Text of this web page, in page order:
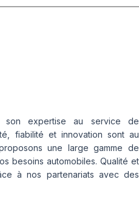
son expertise au service de
fiabilité et innovation sont au
une large gamme de
besoins automobiles. Qualité et
à nos partenariats avec des